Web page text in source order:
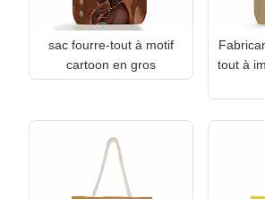
sac fourre-tout à motif
cartoon en gros
tout à